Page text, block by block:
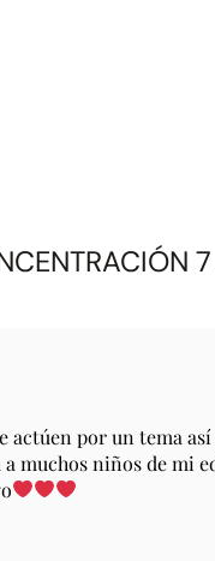
actúen por un tema
a muchos niños de mi